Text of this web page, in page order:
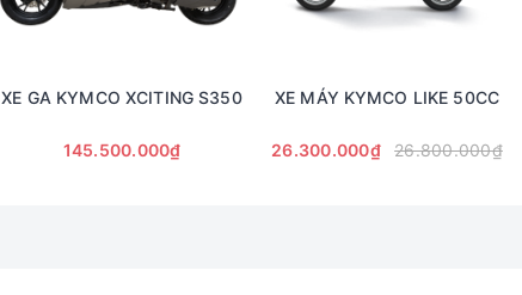
XE GA KYMCO XCITING S350
145.500.000₫
XE MÁY KYMCO LIKE 50CC
26.300.000₫ 26.800.000₫